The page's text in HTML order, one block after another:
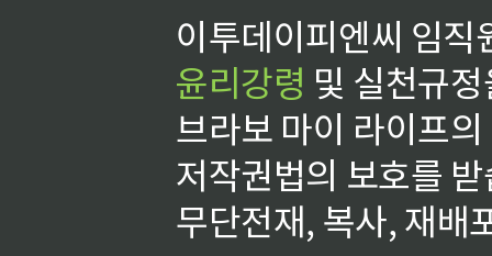
이투데이피엔씨 임
윤리강령 및 실천규
브라보 마이 라이프
저작권법의 보호를
무단전재, 복사, 재배